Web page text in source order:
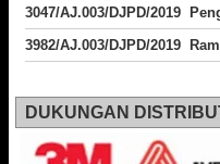
3047/AJ.003/DJPD/2019
3982/AJ.003/DJPD/2019
DUKUNGAN